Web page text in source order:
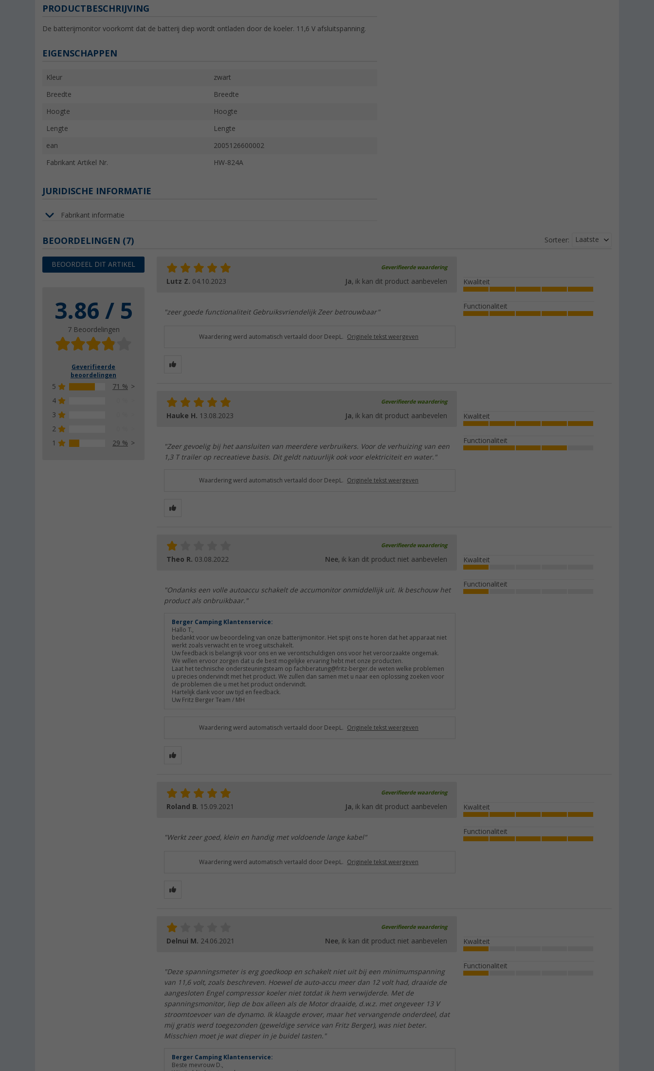
PRODUCTBESCHRIJVING
De batterijmonitor voorkomt dat de batterij diep wordt ontladen door de koeler. 11,6 V afsluitspanning.
EIGENSCHAPPEN
Kleur zwart
Breedte Breedte
Hoogte Hoogte
Lengte Lengte
ean 2005126600002
Fabrikant Artikel Nr. HW-824A
JURIDISCHE INFORMATIE
Fabrikant informatie
BEOORDELINGEN (7)
BEOORDEEL DIT ARTIKEL
3.86 / 5
7 Beoordelingen
Geverifieerde
beoordelingen
5
71 %
4
3
2
1
29 %
Sorteer: Laatste
Geverifieerde waardering
Lutz Z. 04.10.2023 Ja, ik kan dit product aanbevelen
"zeer goede functionaliteit Gebruiksvriendelijk Zeer betrouwbaar"
Kwaliteit
Functionaliteit
Waardering werd automatisch vertaald door DeepL. Originele tekst weergeven
Geverifieerde waardering
Hauke H. 13.08.2023 Ja, ik kan dit product aanbevelen
"Zeer gevoelig bij het aansluiten van meerdere verbruikers. Voor de verhuizing van een
1,3 T trailer op recreatieve basis. Dit geldt natuurlijk ook voor elektriciteit en water."
Kwaliteit
Functionaliteit
Waardering werd automatisch vertaald door DeepL. Originele tekst weergeven
Geverifieerde waardering
Theo R. 03.08.2022 Nee, ik kan dit product niet aanbevelen
"Ondanks een volle autoaccu schakelt de accumonitor onmiddellijk uit. Ik beschouw het
product als onbruikbaar."
Kwaliteit
Functionaliteit
Berger Camping Klantenservice:
Hallo T.,
bedankt voor uw beoordeling van onze batterijmonitor. Het spijt ons te horen dat het apparaat niet
werkt zoals verwacht en te vroeg uitschakelt.
Uw feedback is belangrijk voor ons en we verontschuldigen ons voor het veroorzaakte ongemak.
We willen ervoor zorgen dat u de best mogelijke ervaring hebt met onze producten.
Laat het technische ondersteuningsteam op fachberatung@fritz-berger.de weten welke problemen
u precies ondervindt met het product. We zullen dan samen met u naar een oplossing zoeken voor
de problemen die u met het product ondervindt.
Hartelijk dank voor uw tijd en feedback.
Uw Fritz Berger Team / MH
Waardering werd automatisch vertaald door DeepL. Originele tekst weergeven
Geverifieerde waardering
Roland B. 15.09.2021 Ja, ik kan dit product aanbevelen
"Werkt zeer goed, klein en handig met voldoende lange kabel"
Kwaliteit
Functionaliteit
Waardering werd automatisch vertaald door DeepL. Originele tekst weergeven
Geverifieerde waardering
Delnui M. 24.06.2021 Nee, ik kan dit product niet aanbevelen
"Deze spanningsmeter is erg goedkoop en schakelt niet uit bij een minimumspanning
van 11,6 volt, zoals beschreven. Hoewel de auto-accu meer dan 12 volt had, draaide de
aangesloten Engel compressor koeler niet totdat ik hem verwijderde. Met de
spanningsmonitor, liep de box alleen als de Motor draaide, d.w.z. met ongeveer 13 V
stroomtoevoer van de dynamo. Ik klaagde erover, maar het vervangende onderdeel, dat
mij gratis werd toegezonden (geweldige service van Fritz Berger), was niet beter.
Misschien moet je wat dieper in je buidel tasten."
Kwaliteit
Functionaliteit
Berger Camping Klantenservice:
Beste mevrouw D.,